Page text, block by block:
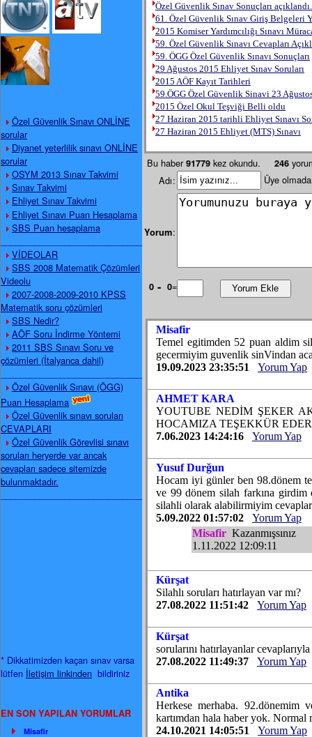
Özel Güvenlik Sınavı ONLİNE
sorular
Diyanet yeterlilik sınavı ONLİNE
sorular
OSYM 2013 Sınav Takvimi
Sınav Takvimi
Ehliyet Sınav Takvimi
Ehliyet Sınavı Puan Hesaplama
SBS Puan hesaplama
VİDEOLAR
SBS 2008 Matematik Çözümleri
Videolu
2007-2008-2009-2010 KPSS
Matematik soru çözümleri
SBS Nedir?
AÖF Soru İndirme Yöntemi
2011 SBS Sınavı Soru ve
çözümleri (İtalyanca dahil)
Özel Güvenlik Sınavı (ÖGG)
Puan Hesaplama
Özel Güvenlik sınavı soruları
CEVAPLARI
Özel Güvenlik Görevlisi sınavı
soruları heryerde var ancak
cevapları sadece sitemizde
bulunmaktadır.
* Dikkatimizden kaçan sınav varsa
lütfen İletişim linkinden bildiriniz
EN SON YAPILAN YORUMLAR
Misafir
Özel Güvenlik Sınav Sonuçları açıklandı.
61. Özel Güvenlik Sınav Giriş Belgeleri
2015 Komiser Yardımcılığı Sınavı
59. Özel Güvenlik Sınavı Cevapları
59. ÖGG Özel Güvenlik Sınavı Sonuçları
29 Ağustos 2015 Ehliyet Sınav Soruları
2015 AÖF Kayıt Tarihleri
59.ÖGG Özel Güvenlik Sinavi 23
2015 Özel Okul Teşviği Belli oldu
27 Haziran 2015 tarihli Ehliyet Sınavı
27 Haziran 2015 Ehliyet (MTS) Sınavı
Bu haber 91779 kez okundu. 246
Adı: Üye
Yorum:
0 - 0=
Misafir
Temel egitimden 52 puan aldim
gecermiyim guvenlik sinVindan
19.09.2023 23:35:51
Yorum Yap
AHMET KARA
YOUTUBE NEDİM ŞEKER
HOCAMIZA TEŞEKKÜR
7.06.2023 14:24:16
Yorum Yap
Yusuf Durğun
Hocam iyi günler ben 98.dönem
ve 99 dönem silah farkına girdim
silahli olarak alabilirmiyim
5.09.2022 01:57:02
Yorum Yap
Misafir Kazanmışsınız
1.11.2022 12:09:11
Kürşat
Silahlı soruları hatırlayan var mı?
27.08.2022 11:51:42
Yorum Yap
Kürşat
sorularını hatırlayanlar
27.08.2022 11:49:37
Yorum Yap
Antika
Herkese merhaba. 92.dönemim
kartımdan hala haber yok.
24.10.2021 14:05:51
Yorum Yap